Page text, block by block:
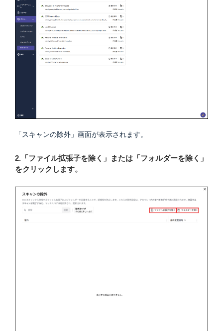
「スキャンの除外」画面が表示されます。
2.「ファイル拡張子を除く」または「フォルダーを除く」
をクリックします。